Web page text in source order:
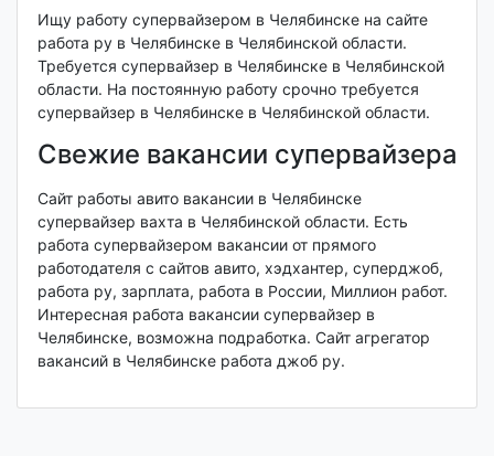
Ищу работу супервайзером в Челябинске на сайте
работа ру в Челябинске в Челябинской области.
Требуется супервайзер в Челябинске в Челябинской
области. На постоянную работу срочно требуется
супервайзер в Челябинске в Челябинской области.
Свежие вакансии супервайзера
Сайт работы авито вакансии в Челябинске
супервайзер вахта в Челябинской области. Есть
работа супервайзером вакансии от прямого
работодателя с сайтов авито, хэдхантер, суперджоб,
работа ру, зарплата, работа в России, Миллион работ.
Интересная работа вакансии супервайзер в
Челябинске, возможна подработка. Сайт агрегатор
вакансий в Челябинске работа джоб ру.